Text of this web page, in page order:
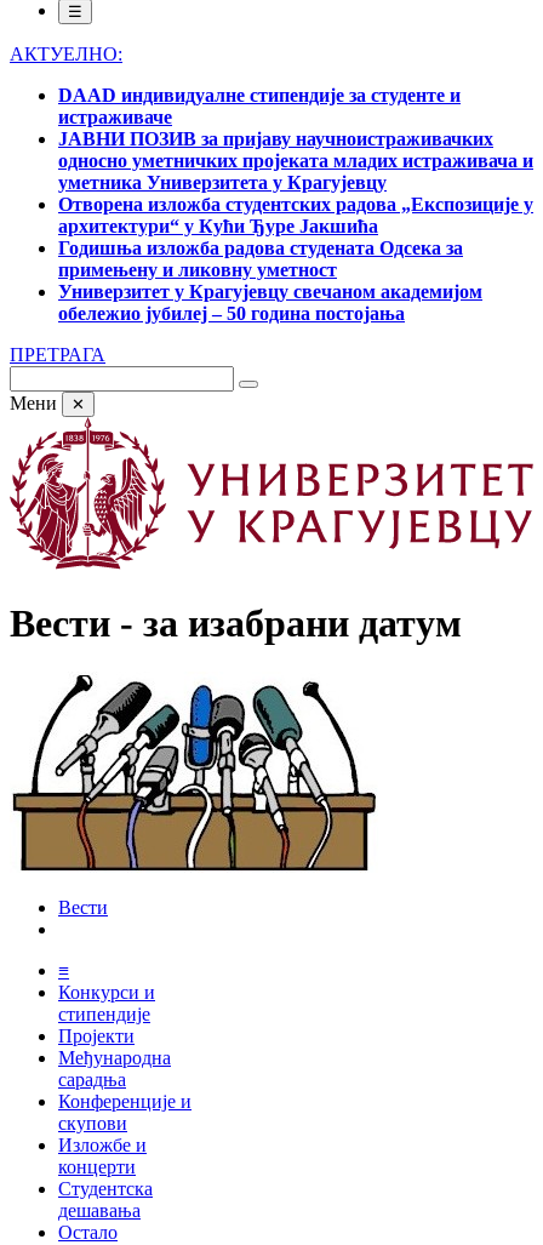
☰
АКТУЕЛНО:
DAAD индивидуалне стипендије за студенте и
истраживаче
ЈАВНИ ПОЗИВ за пријаву научноистраживачких
односно уметничких пројеката младих истраживача и
уметника Универзитета у Крагујевцу
Отворена изложба студентских радова „Експозиције у
архитектури“ у Кући Ђуре Јакшића
Годишња изложба радова студената Одсека за
примењену и ликовну уметност
Универзитет у Крагујевцу свечаном академијом
обележио јубилеј – 50 година постојања
ПРЕТРАГА
Мени ✕
Вести - за изабрани датум
Вести
≡
Конкурси и
стипендије
Пројекти
Међународна
сарадња
Конференције и
скупови
Изложбе и
концерти
Студентска
дешавања
Остало